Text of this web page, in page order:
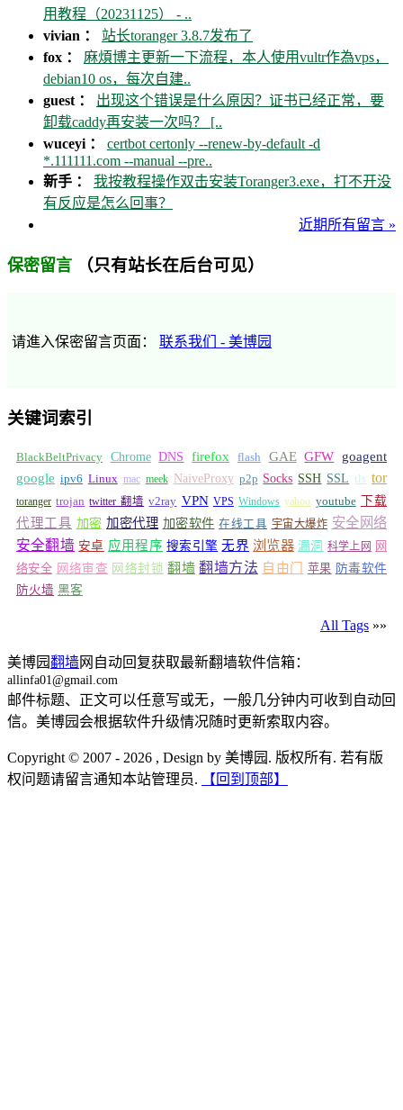
用教程（20231125） - ..
vivian ： 站长toranger 3.8.7发布了
fox ： 麻煩博主更新一下流程，本人使用vultr作為vps，
debian10 os，每次自建..
guest ： 出现这个错误是什么原因？证书已经正常，要
卸载caddy再安装一次吗？ [..
wuceyi ： certbot certonly --renew-by-default -d
*.111111.com --manual --pre..
新手 ： 我按教程操作双击安装Toranger3.exe，打不开没
有反应是怎么回事？
近期所有留言 »
保密留言 （只有站长在后台可见）
请進入保密留言页面： 联系我们 - 美博园
关键词索引
BlackBeltPrivacy Chrome DNS firefox flash GAE GFW
goagent
google ipv6 Linux mac meek NaiveProxy p2p Socks SSH SSL tls tor
toranger trojan twitter 翻墙 v2ray VPN VPS Windows yahoo youtube 下载
代理工具 加密 加密代理 加密软件 在线工具 宇宙大爆炸 安全网络
安全翻墙 安卓 应用程序 搜索引擎 无界 浏览器 漏洞 科学上网 网
络安全 网络审查 网络封锁 翻墙 翻墙方法 自由门 苹果 防毒软件
防火墙 黑客
All Tags »»
美博园翻墙网自动回复获取最新翻墙软件信箱：
allinfa01@gmail.com
邮件标题、正文可以任意写或无，一般几分钟内可收到自动回
信。美博园会根据软件升级情况随时更新索取内容。
Copyright © 2007 - 2026 , Design by 美博园. 版权所有. 若有版
权问题请留言通知本站管理员.
【回到顶部】